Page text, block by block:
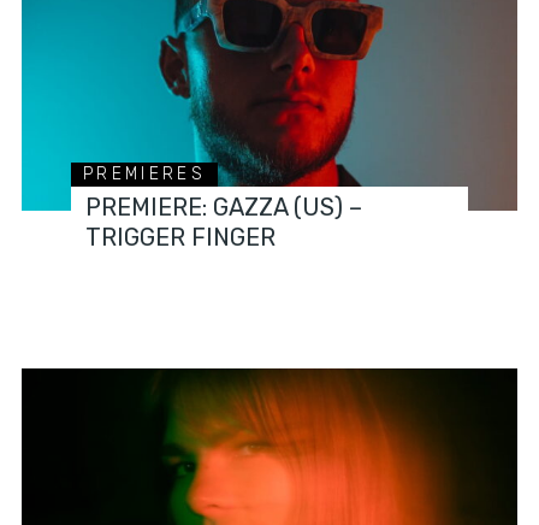
PREMIERES
PREMIERE: GAZZA (US) –
TRIGGER FINGER